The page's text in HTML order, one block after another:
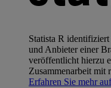
Statista R
und Anbieter einer
veröffentlicht hierzu
Zusammenarbeit mit
Erfahren Sie mehr